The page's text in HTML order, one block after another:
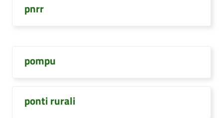
pnrr
pompu
ponti rurali